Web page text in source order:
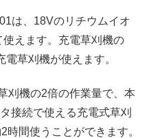
は、18Vのリチウムイオ
えます。充電草刈機の
草刈機が使えます。
刈機の2倍の作業量で、本
接続で使える充電式草刈
間使うことができます。